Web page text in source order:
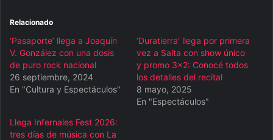
Relacionado
‘Pasaporte’ llega a Joaquín
V. González con una dosis
de puro rock nacional
26 septiembre, 2024
En "Cultura y Espectáculos"
‘Duratierra’ llega por primera
vez a Salta con show único
y promo 3×2: Conocé todos
los detalles del recital
8 mayo, 2025
En "Espectáculos"
Llega Infernales Fest 2026:
tres días de música con La